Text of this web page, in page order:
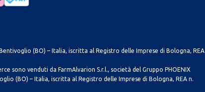
(BO) – Italia, iscritta al Registro delle Imprese di Bologna, REA
sono venduti da FarmAlvarion S.r.l., società del Gruppo PHOENIX
(BO) – Italia, iscritta al Registro delle Imprese di Bologna, REA n.